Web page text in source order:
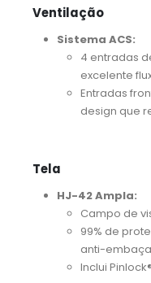
Ventilação
Sistema ACS:
4 entradas
excelente
Entradas
design que
Tela
HJ-42 Ampla:
Campo de
99% de
anti-
Inclui